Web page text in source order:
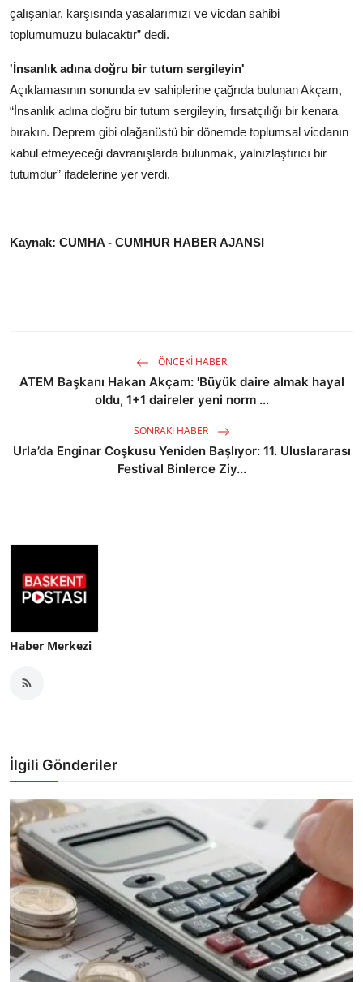
çalışanlar, karşısında yasalarımızı ve vicdan sahibi
toplumumuzu bulacaktır” dedi.
'İnsanlık adına doğru bir tutum sergileyin'
Açıklamasının sonunda ev sahiplerine çağrıda bulunan Akçam,
“İnsanlık adına doğru bir tutum sergileyin, fırsatçılığı bir kenara
bırakın. Deprem gibi olağanüstü bir dönemde toplumsal vicdanın
kabul etmeyeceği davranışlarda bulunmak, yalnızlaştırıcı bir
tutumdur” ifadelerine yer verdi.
Kaynak: CUMHA - CUMHUR HABER AJANSI
ÖNCEKI HABER
ATEM Başkanı Hakan Akçam: 'Büyük daire almak hayal
oldu, 1+1 daireler yeni norm ...
SONRAKI HABER
Urla’da Enginar Coşkusu Yeniden Başlıyor: 11. Uluslararası
Festival Binlerce Ziy...
Haber Merkezi
İlgili Gönderiler